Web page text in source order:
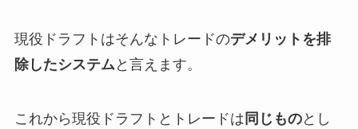
現役ドラフトはそんなトレードのデメリットを排
除したシステム と言えます。
これから現役ドラフトとトレードは 同じものとし